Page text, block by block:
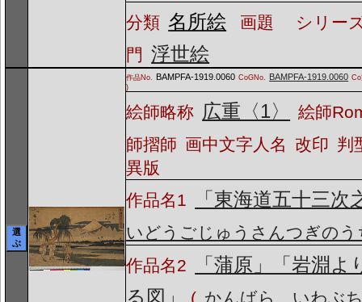
分類 名所絵 画題
シリー
門 浮世絵
選
ぶ
作品No. BAMPFA-1919.0060 CoGNo. BAMPFA-1919.0060
)
絵師略称 広重〈1〉
絵師
師摺師 画中文字人名 改印 判
異版
作品名1
「東海道五十三次
いどうごじゅうさんつぎのう
作品名2
「蒲原」「岩淵
る図」
( かんばら、いわぶ